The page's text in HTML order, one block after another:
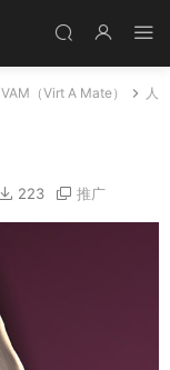
VAM（Virt A Mate）
人
223 推广